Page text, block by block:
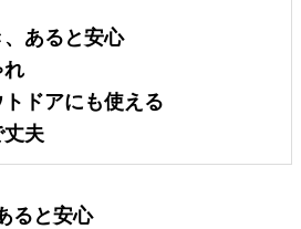
あると安心
れ
ドアにも使える
夫
ると安心